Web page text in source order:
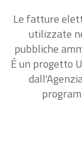
Le fatture
utilizzate
pubbliche
É un progetto